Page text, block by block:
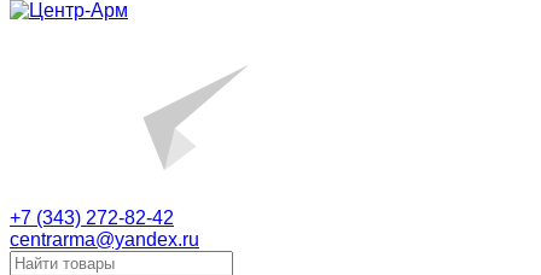
+7 (343) 272-82-42
centrarma@yandex.ru